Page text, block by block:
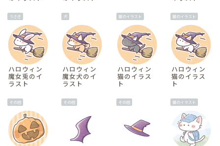
うさぎ
ハロウィン
魔女兎のイ
ラスト
犬
ハロウィン
魔女犬のイ
ラスト
猫のイラスト
ハロウィン
猫のイラス
ト
猫のイラスト
ハロウィン
猫のイラス
ト
その他 その他 その他 猫のイラスト